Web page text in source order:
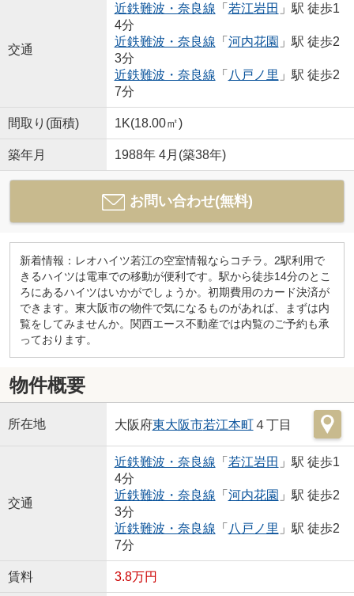
交通
近鉄難波・奈良線 「 若江岩田 」駅 徒歩1
4分
近鉄難波・奈良線 「 河内花園 」駅 徒歩2
3分
近鉄難波・奈良線 「 八戸ノ里 」駅 徒歩2
7分
間取り(面積) 1K(18.00㎡)
築年月 1988年 4月(築38年)
お問い合わせ(無料)
新着情報：レオハイツ若江の空室情報ならコチラ。2駅利用で
きるハイツは電車での移動が便利です。駅から徒歩14分のとこ
ろにあるハイツはいかがでしょうか。初期費用のカード決済が
できます。東大阪市の物件で気になるものがあれば、まずは内
覧をしてみませんか。関西エース不動産では内覧のご予約も承
っております。
物件概要
所在地 大阪府東大阪市若江本町４丁目
交通
近鉄難波・奈良線 「 若江岩田 」駅 徒歩1
4分
近鉄難波・奈良線 「 河内花園 」駅 徒歩2
3分
近鉄難波・奈良線 「 八戸ノ里 」駅 徒歩2
7分
賃料 3.8万円